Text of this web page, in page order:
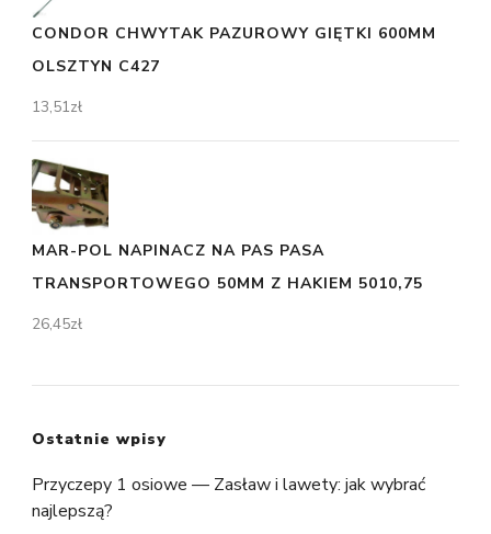
CONDOR CHWYTAK PAZUROWY GIĘTKI 600MM
OLSZTYN C427
13,51zł
MAR-POL NAPINACZ NA PAS PASA
TRANSPORTOWEGO 50MM Z HAKIEM 5010,75
26,45zł
Ostatnie wpisy
Przyczepy 1 osiowe — Zasław i lawety: jak wybrać
najlepszą?